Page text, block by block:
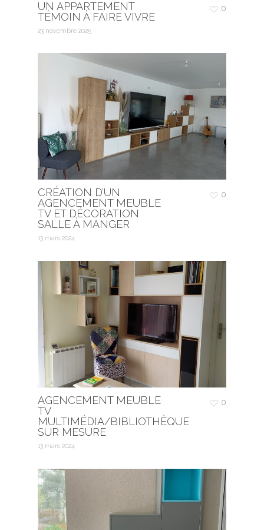
UN APPARTEMENT
TÉMOIN À FAIRE VIVRE
23 novembre 2025
0
CRÉATION D’UN
AGENCEMENT MEUBLE
TV ET DÉCORATION
SALLE À MANGER
13 mars 2024
0
AGENCEMENT MEUBLE
TV
MULTIMÉDIA/BIBLIOTHÈQUE
SUR MESURE
13 mars 2024
0